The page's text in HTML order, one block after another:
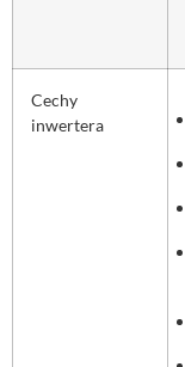
Cechy
inwertera